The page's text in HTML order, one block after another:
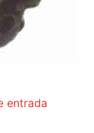
entrada